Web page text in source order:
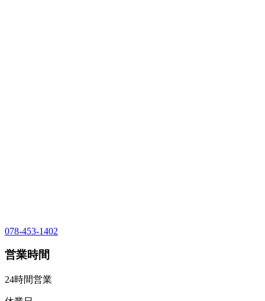
078-453-1402
営業時間
24時間営業